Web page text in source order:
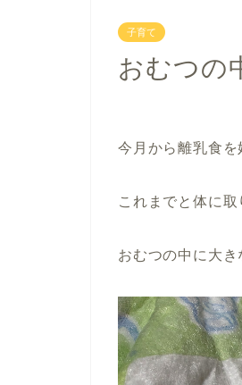
子育て
おむつの
今月から離乳食を
これまでと体に
おむつの中に大き